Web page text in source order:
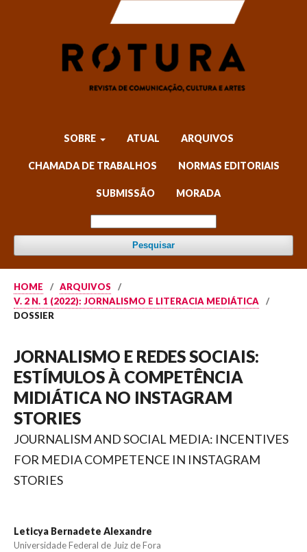
SOBRE ATUAL ARQUIVOS
CHAMADA DE TRABALHOS NORMAS EDITORIAIS
SUBMISSÃO MORADA
Pesquisar
HOME / ARQUIVOS
/
V. 2 N. 1 (2022): JORNALISMO E LITERACIA MEDIÁTICA
/
DOSSIER
JORNALISMO E REDES SOCIAIS:
ESTÍMULOS À COMPETÊNCIA
MIDIÁTICA NO INSTAGRAM
STORIES
JOURNALISM AND SOCIAL MEDIA: INCENTIVES
FOR MEDIA COMPETENCE IN INSTAGRAM
STORIES
Leticya Bernadete Alexandre
Universidade Federal de Juiz de Fora